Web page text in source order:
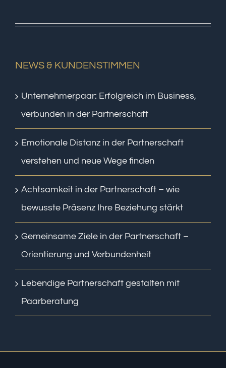
NEWS & KUNDENSTIMMEN
Unternehmerpaar: Erfolgreich im Business,
verbunden in der Partnerschaft
Emotionale Distanz in der Partnerschaft
verstehen und neue Wege finden
Achtsamkeit in der Partnerschaft – wie
bewusste Präsenz Ihre Beziehung stärkt
Gemeinsame Ziele in der Partnerschaft –
Orientierung und Verbundenheit
Lebendige Partnerschaft gestalten mit
Paarberatung